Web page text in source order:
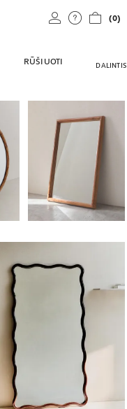
(0)
RŪŠIUOTI DALINTIS
į 1 iš 5
Paveikslėlis pakeistas į
pakeistas į 1 iš 6